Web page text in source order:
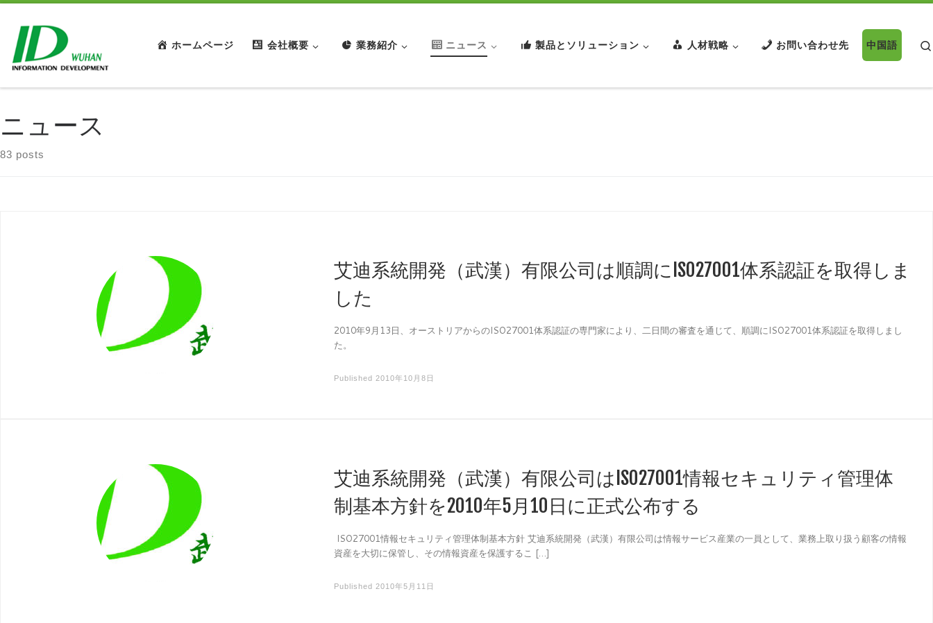
ホームページ 会社概要 業務紹介 ニュース 製品とソリューション 人材戦略 お問い合わせ先 中国語
ニュース
83 posts
艾迪系統開発（武漢）有限公司は順調にISO27001体系認証を取得しま
した
2010年9月13日、オーストリアからのISO27001体系認証の専門家により、二日間の審査を通じて、順調にISO27001体系認証を取得しまし
た。
Published 2010年10月8日
艾迪系統開発（武漢）有限公司はISO27001情報セキュリティ管理体
制基本方針を2010年5月10日に正式公布する
ISO27001情報セキュリティ管理体制基本方針 艾迪系統開発（武漢）有限公司は情報サービス産業の一員として、業務上取り扱う顧客の情報
資産を大切に保管し、その情報資産を保護するこ […]
Published 2010年5月11日